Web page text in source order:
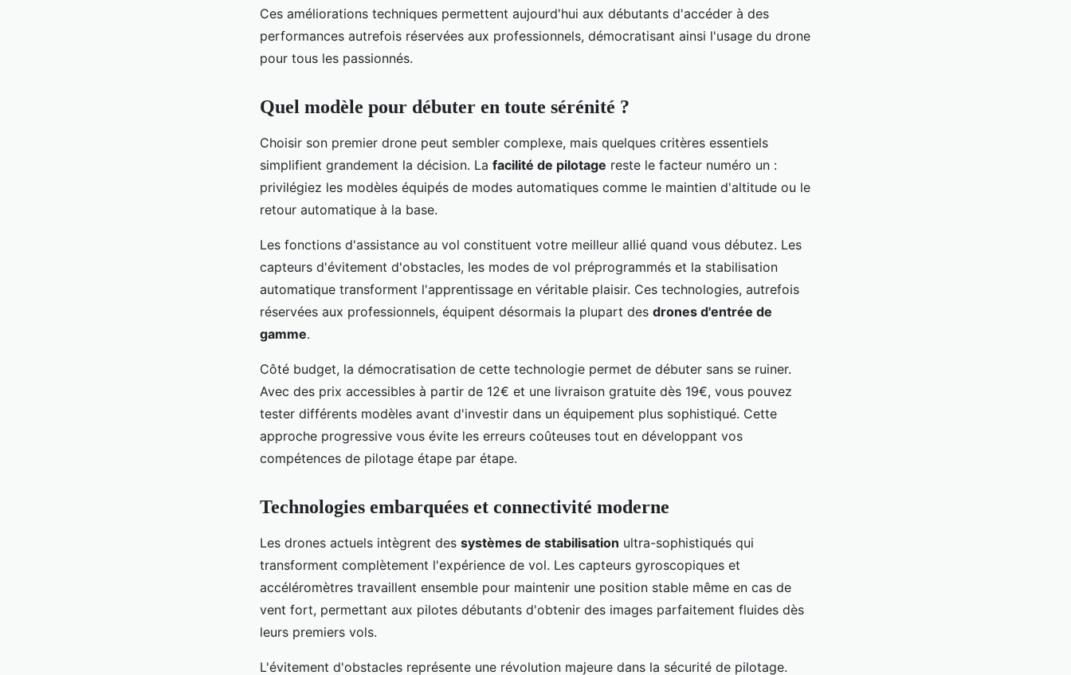
Ces améliorations techniques permettent aujourd'hui aux débutants d'accéder à des
performances autrefois réservées aux professionnels, démocratisant ainsi l'usage du drone
pour tous les passionnés.
Quel modèle pour débuter en toute sérénité ?
Choisir son premier drone peut sembler complexe, mais quelques critères essentiels
simplifient grandement la décision. La facilité de pilotage reste le facteur numéro un :
privilégiez les modèles équipés de modes automatiques comme le maintien d'altitude ou le
retour automatique à la base.
Les fonctions d'assistance au vol constituent votre meilleur allié quand vous débutez. Les
capteurs d'évitement d'obstacles, les modes de vol préprogrammés et la stabilisation
automatique transforment l'apprentissage en véritable plaisir. Ces technologies, autrefois
réservées aux professionnels, équipent désormais la plupart des drones d'entrée de
gamme.
Côté budget, la démocratisation de cette technologie permet de débuter sans se ruiner.
Avec des prix accessibles à partir de 12€ et une livraison gratuite dès 19€, vous pouvez
tester différents modèles avant d'investir dans un équipement plus sophistiqué. Cette
approche progressive vous évite les erreurs coûteuses tout en développant vos
compétences de pilotage étape par étape.
Technologies embarquées et connectivité moderne
Les drones actuels intègrent des systèmes de stabilisation ultra-sophistiqués qui
transforment complètement l'expérience de vol. Les capteurs gyroscopiques et
accéléromètres travaillent ensemble pour maintenir une position stable même en cas de
vent fort, permettant aux pilotes débutants d'obtenir des images parfaitement fluides dès
leurs premiers vols.
L'évitement d'obstacles représente une révolution majeure dans la sécurité de pilotage.